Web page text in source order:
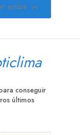
arriba 
conseguir
últimos